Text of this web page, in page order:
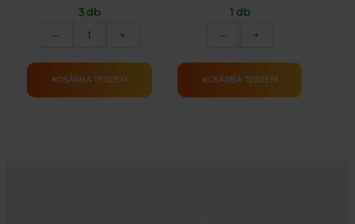
3 db
–
LOVE
ERITRIT
500G
+
KOSÁRBA TESZEM
1 db
–
650
SZEM
+
KOSÁRBA TESZEM